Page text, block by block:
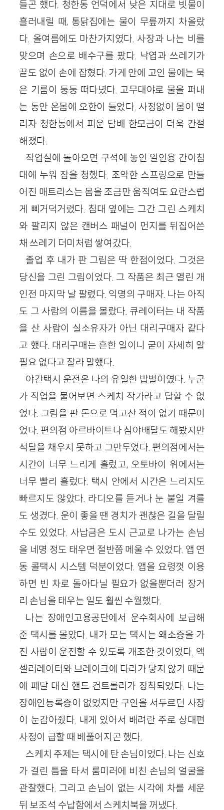
들곤 했다. 청한동 언덕에서 낮은 지대로 빗물이
흘러내릴 때, 통닭집에는 물이 무릎까지 차올랐
다. 올여름에도 마찬가지였다. 사장과 나는 비를
맞으며 손으로 배수구를 팠다. 낙엽과 쓰레기가
끝도 없이 손에 잡혔다. 가게 안에 고인 물에는 묵
은 기름이 둥둥 떠다녔다. 고무대야로 물을 퍼내
는 동안 온몸에 오한이 들었다. 사정없이 몸이 떨
리자 청한동에서 피운 담배 한모금이 더욱 간절
해졌다.
작업실에 돌아오면 구석에 놓인 일인용 간이침
대에 누워 잠을 청했다. 조악한 스프링으로 만들
어진 매트리스는 몸을 조금만 움직여도 요란스럽
게 삐거덕거렸다. 침대 옆에는 그간 그린 스케치
와 팔리지 않은 캔버스 패널이 먼지를 뒤집어쓴
채 쓰레기 더미처럼 쌓여갔다.
졸업 후 내가 판 그림은 딱 한점이었다. 그것은
당신을 그린 그림이었다. 그 작품은 최근 열린 개
인전 마지막 날 팔렸다. 익명의 구매자. 나는 아직
도 그 사람의 이름을 몰랐다. 큐레이터는 내 작품
을 산 사람이 실소유자가 아닌 대리구매자 같다
고 했다. 대리구매는 흔한 일이니 굳이 자세히 알
필요 없다고 잘라 말했다.
야간택시 운전은 나의 유일한 밥벌이였다. 누군
가 직업을 물어보면 스케치 작가라고 답할 수 없
었다. 그림을 판 돈으로 먹고산 적이 없기 때문이
었다. 편의점 아르바이트나 심야배달도 해봤지만
석달을 채우지 못하고 그만두었다. 편의점에서는
시간이 너무 느리게 흘렀고, 오토바이 위에서는
너무 빨리 흘렀다. 택시 안에서 시간은 느리지도
빠르지도 않았다. 라디오를 듣거나 눈 붙일 겨를
도 생겼다. 운이 좋을 땐 경치가 괜찮은 길을 달릴
수도 있었다. 사납금은 도시 근교로 나가는 손님
을 네명 정도 태우면 절반쯤 메울 수 있었다. 앱 연
동 콜택시 시스템 덕분이었다. 앱을 요령껏 이용
하면 빈 차로 돌아다닐 필요가 없을뿐더러 장거
리 손님을 태우는 일도 훨씬 수월했다.
나는 장애인고용공단에서 운수회사에 보급해
준 택시를 몰았다. 내가 모는 택시는 왜소증을 가
진 사람이 운전할 수 있도록 개조한 것이었다. 액
셀러레이터와 브레이크에 다리가 닿지 않기 때문
에 페달 대신 핸드 컨트롤러가 장착되었다. 나는
장애인등록증이 없었지만 구인을 서두르던 사장
이 눈감아줬다. 내게 있어서 배려란 주로 상대편
사정이 급할 때 베풀어지곤 했다.
스케치 주제는 택시에 탄 손님이었다. 나는 신호
가 걸린 틈을 타서 룸미러에 비친 손님의 얼굴을
관찰했다. 그리고 손님이 없는 시각에 차를 세운
뒤 보조석 수납함에서 스케치북을 꺼냈다.